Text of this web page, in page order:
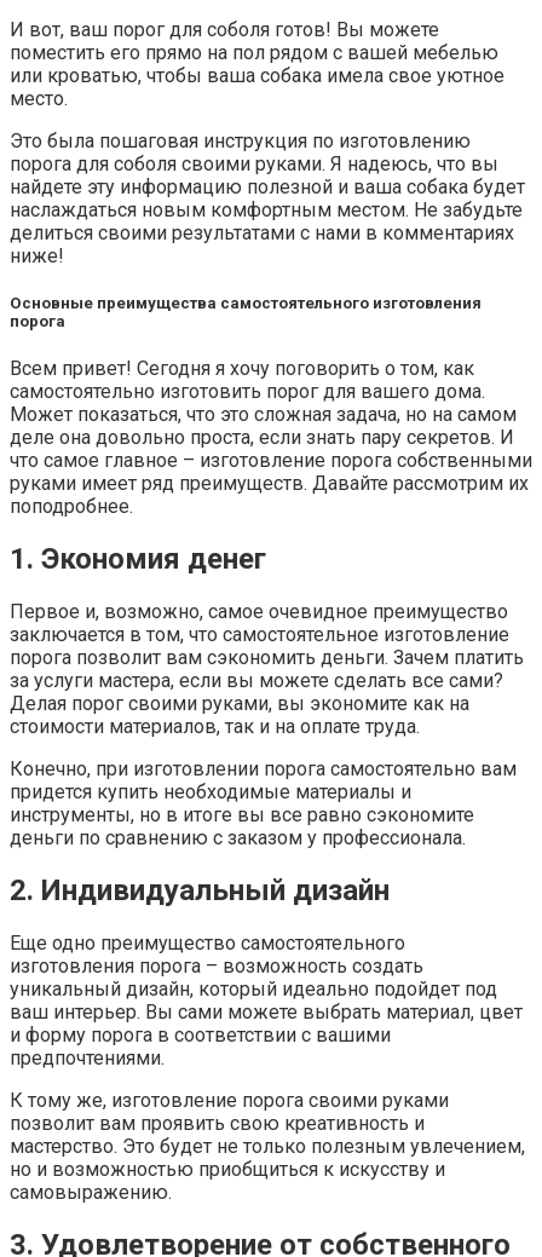
И вот, ваш порог для соболя готов! Вы можете
поместить его прямо на пол рядом с вашей мебелью
или кроватью, чтобы ваша собака имела свое уютное
место.
Это была пошаговая инструкция по изготовлению
порога для соболя своими руками. Я надеюсь, что вы
найдете эту информацию полезной и ваша собака будет
наслаждаться новым комфортным местом. Не забудьте
делиться своими результатами с нами в комментариях
ниже!
Основные преимущества самостоятельного изготовления
порога
Всем привет! Сегодня я хочу поговорить о том, как
самостоятельно изготовить порог для вашего дома.
Может показаться, что это сложная задача, но на самом
деле она довольно проста, если знать пару секретов. И
что самое главное – изготовление порога собственными
руками имеет ряд преимуществ. Давайте рассмотрим их
поподробнее.
1. Экономия денег
Первое и, возможно, самое очевидное преимущество
заключается в том, что самостоятельное изготовление
порога позволит вам сэкономить деньги. Зачем платить
за услуги мастера, если вы можете сделать все сами?
Делая порог своими руками, вы экономите как на
стоимости материалов, так и на оплате труда.
Конечно, при изготовлении порога самостоятельно вам
придется купить необходимые материалы и
инструменты, но в итоге вы все равно сэкономите
деньги по сравнению с заказом у профессионала.
2. Индивидуальный дизайн
Еще одно преимущество самостоятельного
изготовления порога – возможность создать
уникальный дизайн, который идеально подойдет под
ваш интерьер. Вы сами можете выбрать материал, цвет
и форму порога в соответствии с вашими
предпочтениями.
К тому же, изготовление порога своими руками
позволит вам проявить свою креативность и
мастерство. Это будет не только полезным увлечением,
но и возможностью приобщиться к искусству и
самовыражению.
3. Удовлетворение от собственного